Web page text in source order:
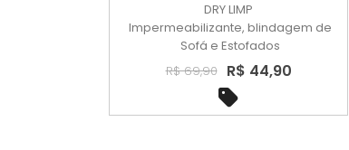
DRY LIMP
Impermeabilizante, blindagem de
Sofá e Estofados
R$ 69,90
R$ 44,90